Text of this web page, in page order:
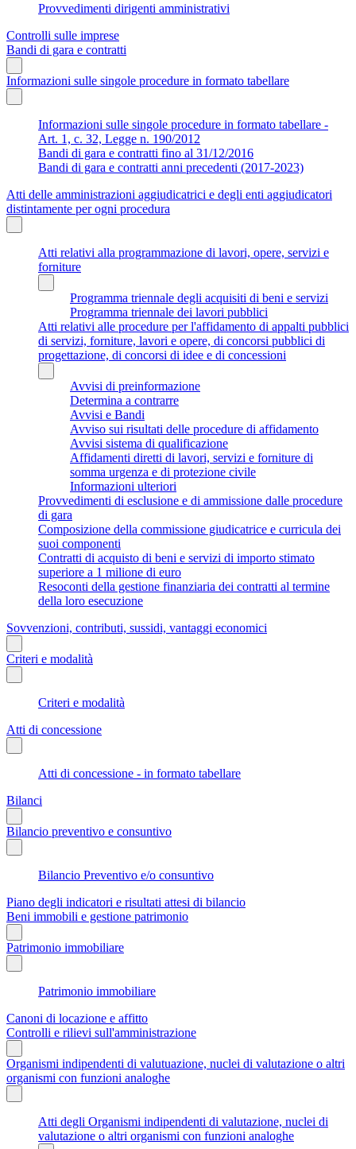
Provvedimenti dirigenti amministrativi
Controlli sulle imprese
Bandi di gara e contratti
Informazioni sulle singole procedure in formato tabellare
Informazioni sulle singole procedure in formato tabellare -
Art. 1, c. 32, Legge n. 190/2012
Bandi di gara e contratti fino al 31/12/2016
Bandi di gara e contratti anni precedenti (2017-2023)
Atti delle amministrazioni aggiudicatrici e degli enti aggiudicatori
distintamente per ogni procedura
Atti relativi alla programmazione di lavori, opere, servizi e
forniture
Programma triennale degli acquisiti di beni e servizi
Programma triennale dei lavori pubblici
Atti relativi alle procedure per l'affidamento di appalti pubblici
di servizi, forniture, lavori e opere, di concorsi pubblici di
progettazione, di concorsi di idee e di concessioni
Avvisi di preinformazione
Determina a contrarre
Avvisi e Bandi
Avviso sui risultati delle procedure di affidamento
Avvisi sistema di qualificazione
Affidamenti diretti di lavori, servizi e forniture di
somma urgenza e di protezione civile
Informazioni ulteriori
Provvedimenti di esclusione e di ammissione dalle procedure
di gara
Composizione della commissione giudicatrice e curricula dei
suoi componenti
Contratti di acquisto di beni e servizi di importo stimato
superiore a 1 milione di euro
Resoconti della gestione finanziaria dei contratti al termine
della loro esecuzione
Sovvenzioni, contributi, sussidi, vantaggi economici
Criteri e modalità
Criteri e modalità
Atti di concessione
Atti di concessione - in formato tabellare
Bilanci
Bilancio preventivo e consuntivo
Bilancio Preventivo e/o consuntivo
Piano degli indicatori e risultati attesi di bilancio
Beni immobili e gestione patrimonio
Patrimonio immobiliare
Patrimonio immobiliare
Canoni di locazione e affitto
Controlli e rilievi sull'amministrazione
Organismi indipendenti di valutuazione, nuclei di valutazione o altri
organismi con funzioni analoghe
Atti degli Organismi indipendenti di valutazione, nuclei di
valutazione o altri organismi con funzioni analoghe